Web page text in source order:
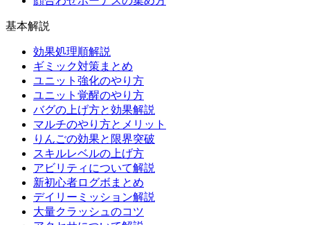
基本解説
効果処理順解説
ギミック対策まとめ
ユニット強化のやり方
ユニット覚醒のやり方
バグの上げ方と効果解説
マルチのやり方とメリット
りんごの効果と限界突破
スキルレベルの上げ方
アビリティについて解説
新初心者ログボまとめ
デイリーミッション解説
大量クラッシュのコツ